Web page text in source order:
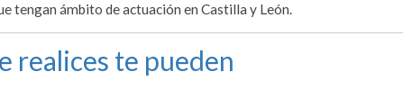
tengan ámbito de actuación en Castilla y León.
realices te pueden